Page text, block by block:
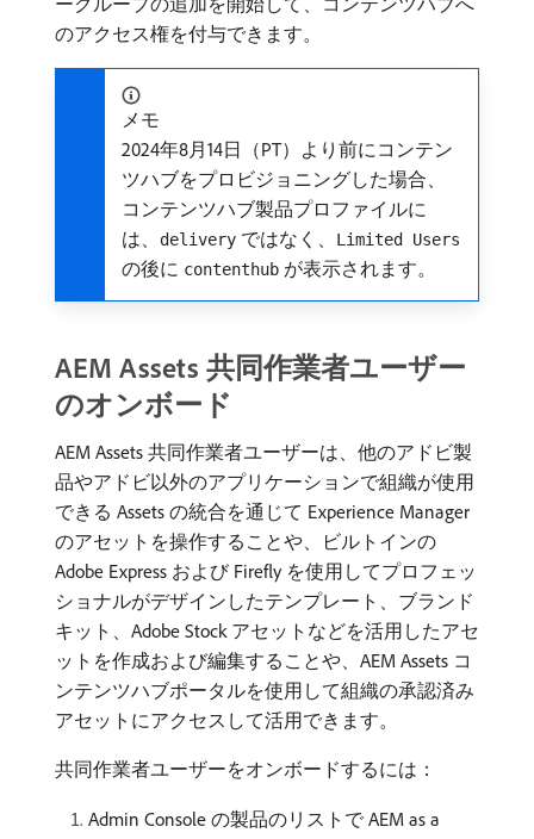
のアクセス権を付与できます。
メモ
2024年8月14日（PT）より前にコンテン
ツハブをプロビジョニングした場合、
コンテンツハブ製品プロファイルに
は、
delivery ではなく、 Limited Users
の後に contenthub が表示されます。
AEM Assets 共同作業者ユーザー
のオンボード
AEM Assets 共同作業者ユーザーは、他のアドビ製
品やアドビ以外のアプリケーションで組織が使用
できる Assets の統合を通じて Experience Manager
のアセットを操作することや、ビルトインの
Adobe Express および Firefly を使用してプロフェッ
ショナルがデザインしたテンプレート、ブランド
キット、Adobe Stock アセットなどを活用したアセ
ットを作成および編集することや、AEM Assets コ
ンテンツハブポータルを使用して組織の承認済み
アセットにアクセスして活用できます。
共同作業者ユーザーをオンボードするには：
Admin Console の製品のリストで AEM as a